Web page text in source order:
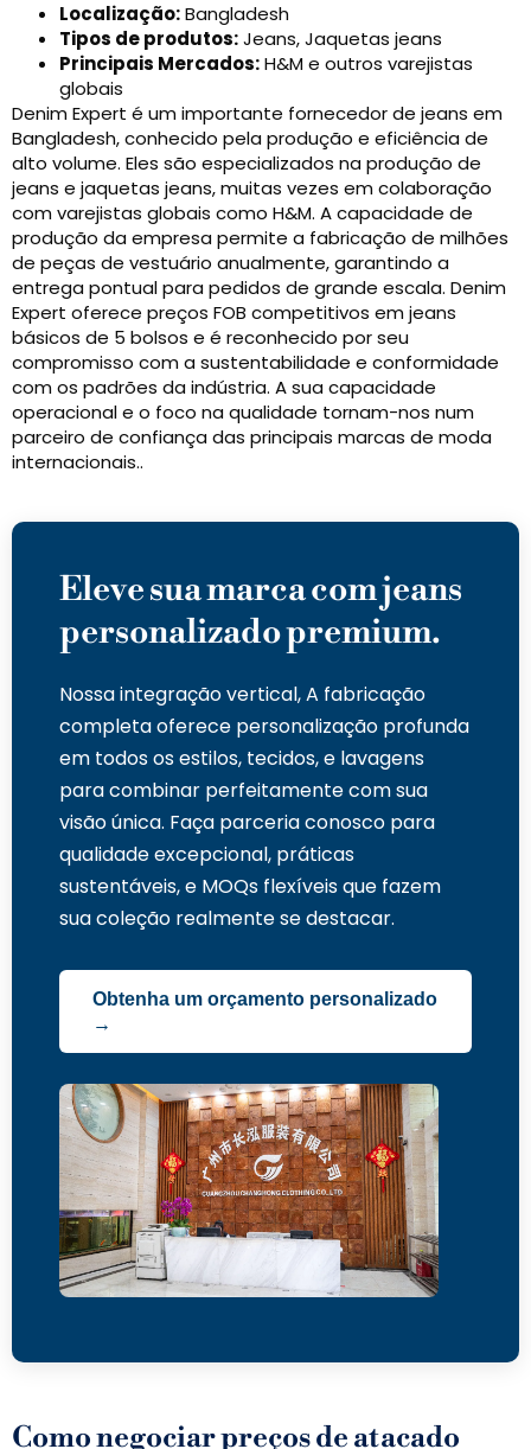
Localização:Bangladesh
Tipos de produtos:Jeans, Jaquetas jeans
Principais Mercados:H&M e outros varejistas
globais
Denim Expert é um importante fornecedor de jeans em
Bangladesh, conhecido pela produção e eficiência de
alto volume. Eles são especializados na produção de
jeans e jaquetas jeans, muitas vezes em colaboração
com varejistas globais como H&M. A capacidade de
produção da empresa permite a fabricação de milhões
de peças de vestuário anualmente, garantindo a
entrega pontual para pedidos de grande escala. Denim
Expert oferece preços FOB competitivos em jeans
básicos de 5 bolsos e é reconhecido por seu
compromisso com a sustentabilidade e conformidade
com os padrões da indústria. A sua capacidade
operacional e o foco na qualidade tornam-nos num
parceiro de confiança das principais marcas de moda
internacionais..
Eleve sua marca com jeans
personalizado premium.
Nossa integração vertical, A fabricação
completa oferece personalização profunda
em todos os estilos, tecidos, e lavagens
para combinar perfeitamente com sua
visão única. Faça parceria conosco para
qualidade excepcional, práticas
sustentáveis, e MOQs flexíveis que fazem
sua coleção realmente se destacar.
Obtenha um orçamento personalizado
→
Como negociar preços de atacado